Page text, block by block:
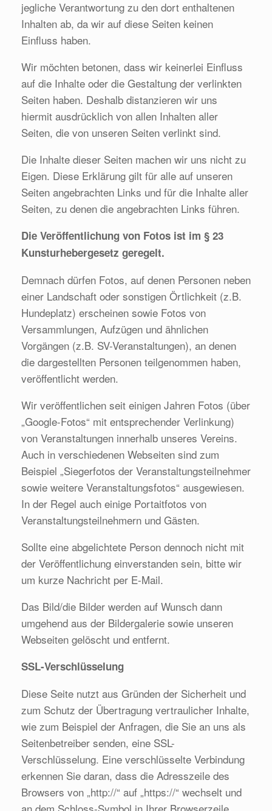
jegliche Verantwortung zu den dort enthaltenen
Inhalten ab, da wir auf diese Seiten keinen
Einfluss haben.
Wir möchten betonen, dass wir keinerlei Einfluss
auf die Inhalte oder die Gestaltung der verlinkten
Seiten haben. Deshalb distanzieren wir uns
hiermit ausdrücklich von allen Inhalten aller
Seiten, die von unseren Seiten verlinkt sind.
Die Inhalte dieser Seiten machen wir uns nicht zu
Eigen. Diese Erklärung gilt für alle auf unseren
Seiten angebrachten Links und für die Inhalte aller
Seiten, zu denen die angebrachten Links führen.
Die Veröffentlichung von Fotos ist im § 23
Kunsturhebergesetz geregelt.
Demnach dürfen Fotos, auf denen Personen neben
einer Landschaft oder sonstigen Örtlichkeit (z.B.
Hundeplatz) erscheinen sowie Fotos von
Versammlungen, Aufzügen und ähnlichen
Vorgängen (z.B. SV-Veranstaltungen), an denen
die dargestellten Personen teilgenommen haben,
veröffentlicht werden.
Wir veröffentlichen seit einigen Jahren Fotos (über
„Google-Fotos“ mit entsprechender Verlinkung)
von Veranstaltungen innerhalb unseres Vereins.
Auch in verschiedenen Webseiten sind zum
Beispiel „Siegerfotos der Veranstaltungsteilnehmer
sowie weitere Veranstaltungsfotos“ ausgewiesen.
In der Regel auch einige Portaitfotos von
Veranstaltungsteilnehmern und Gästen.
Sollte eine abgelichtete Person dennoch nicht mit
der Veröffentlichung einverstanden sein, bitte wir
um kurze Nachricht per E-Mail.
Das Bild/die Bilder werden auf Wunsch dann
umgehend aus der Bildergalerie sowie unseren
Webseiten gelöscht und entfernt.
SSL-Verschlüsselung
Diese Seite nutzt aus Gründen der Sicherheit und
zum Schutz der Übertragung vertraulicher Inhalte,
wie zum Beispiel der Anfragen, die Sie an uns als
Seitenbetreiber senden, eine SSL-
Verschlüsselung. Eine verschlüsselte Verbindung
erkennen Sie daran, dass die Adresszeile des
Browsers von „http://“ auf „https://“ wechselt und